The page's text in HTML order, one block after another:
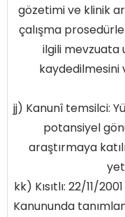
gözetimi ve klinik
çalışma
ilgili mevzuata
kaydedilmesini
jj) Kanunî temsilci:
potansiyel
araştırmaya
kk) Kısıtlı: 22/11/
Kanununda